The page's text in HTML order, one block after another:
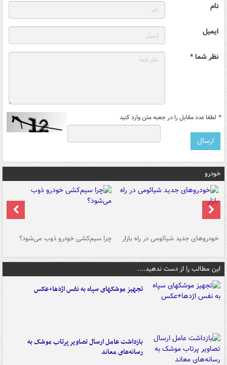
نام
ایمیل
نظر شما *
* لطفا عدد مقابل را در جعبه متن وارد کنید
خودرو
خودروهای جدید شیائومی در راه بازار چرا سیم‌کشی خودرو ذوب می‌شود؟
این مطالب را از دست ندهید....
تجهیز موشکهای سپاه به نفس اژدها+عکس
بازداشت عامل ارسال تصاویر پرتاب موشک به
رسانه‌های معاند